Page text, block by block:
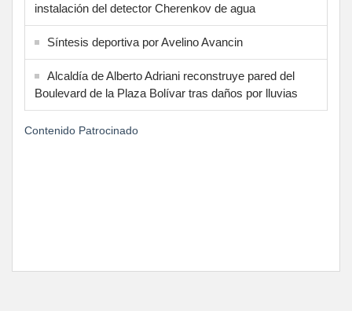
instalación del detector Cherenkov de agua
Síntesis deportiva por Avelino Avancin
Alcaldía de Alberto Adriani reconstruye pared del
Boulevard de la Plaza Bolívar tras daños por lluvias
Contenido Patrocinado